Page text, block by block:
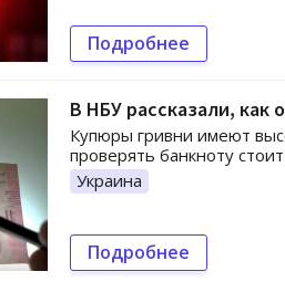
Подробнее
В НБУ рассказали, как
Купюры гривни имеют
проверять банкноту
Украина
Подробнее